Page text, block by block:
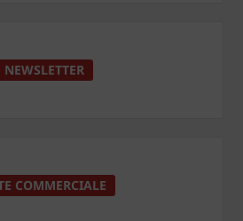
NEWSLETTER
COMMERCIALE